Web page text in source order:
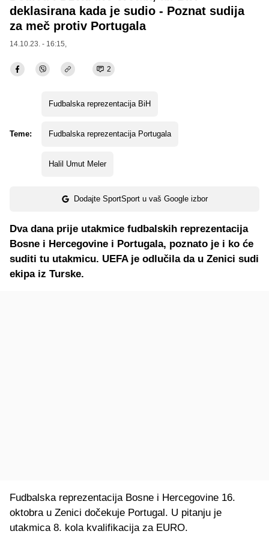
deklasirana kada je sudio - Poznat sudija
za meč protiv Portugala
14.10.23. - 16:15,
2
Teme:
Fudbalska reprezentacija BiH
Fudbalska reprezentacija Portugala
Halil Umut Meler
Dodajte SportSport u vaš Google izbor
Dva dana prije utakmice fudbalskih reprezentacija
Bosne i Hercegovine i Portugala, poznato je i ko će
suditi tu utakmicu. UEFA je odlučila da u Zenici sudi
ekipa iz Turske.
Fudbalska reprezentacija Bosne i Hercegovine 16.
oktobra u Zenici dočekuje Portugal. U pitanju je
utakmica 8. kola kvalifikacija za EURO.